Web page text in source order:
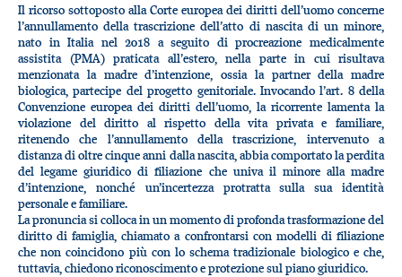
Il ricorso sottoposto alla Corte europea dei diritti dell’uomo concerne
l’annullamento della trascrizione dell’atto di nascita di un minore,
nato in Italia nel 2018 a seguito di procreazione medicalmente
assistita (PMA) praticata all’estero, nella parte in cui risultava
menzionata la madre d’intenzione, ossia la partner della madre
biologica, partecipe del progetto genitoriale. Invocando l’art. 8 della
Convenzione europea dei diritti dell’uomo, la ricorrente lamenta la
violazione del diritto al rispetto della vita privata e familiare,
ritenendo che l’annullamento della trascrizione, intervenuto a
distanza di oltre cinque anni dalla nascita, abbia comportato la perdita
del legame giuridico di filiazione che univa il minore alla madre
d’intenzione, nonché un’incertezza protratta sulla sua identità
personale e familiare.
La pronuncia si colloca in un momento di profonda trasformazione del
diritto di famiglia, chiamato a confrontarsi con modelli di filiazione
che non coincidono più con lo schema tradizionale biologico e che,
tuttavia, chiedono riconoscimento e protezione sul piano giuridico.